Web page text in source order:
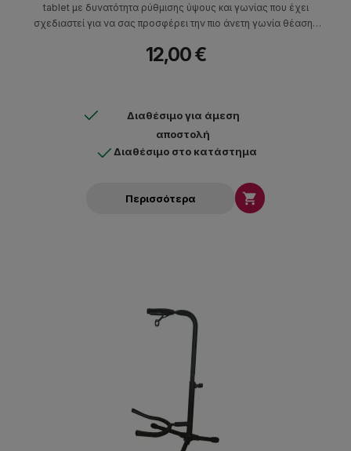
tablet με δυνατότητα ρύθμισης ύψους και γωνίας που έχει
σχεδιαστεί για να σας προσφέρει την πιο άνετη γωνία θέασης
12,00 €
Διαθέσιμο για άμεση
αποστολή
Διαθέσιμο στο κατάστημα
Περισσότερα 